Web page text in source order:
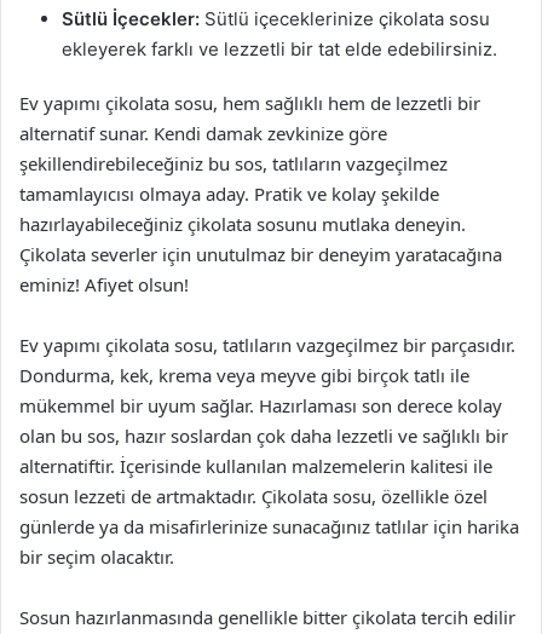
Sütlü İçecekler: Sütlü içeceklerinize çikolata sosu
ekleyerek farklı ve lezzetli bir tat elde edebilirsiniz.
Ev yapımı çikolata sosu, hem sağlıklı hem de lezzetli bir
alternatif sunar. Kendi damak zevkinize göre
şekillendirebileceğiniz bu sos, tatlıların vazgeçilmez
tamamlayıcısı olmaya aday. Pratik ve kolay şekilde
hazırlayabileceğiniz çikolata sosunu mutlaka deneyin.
Çikolata severler için unutulmaz bir deneyim yaratacağına
eminiz! Afiyet olsun!
Ev yapımı çikolata sosu, tatlıların vazgeçilmez bir parçasıdır.
Dondurma, kek, krema veya meyve gibi birçok tatlı ile
mükemmel bir uyum sağlar. Hazırlaması son derece kolay
olan bu sos, hazır soslardan çok daha lezzetli ve sağlıklı bir
alternatiftir. İçerisinde kullanılan malzemelerin kalitesi ile
sosun lezzeti de artmaktadır. Çikolata sosu, özellikle özel
günlerde ya da misafirlerinize sunacağınız tatlılar için harika
bir seçim olacaktır.
Sosun hazırlanmasında genellikle bitter çikolata tercih edilir